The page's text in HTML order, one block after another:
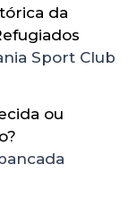
da
Sport Club
ou